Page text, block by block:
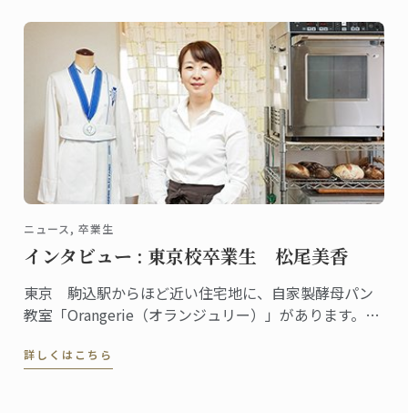
ニュース, 卒業生
インタビュー : 東京校卒業生 松尾美香
東京 駒込駅からほど近い住宅地に、自家製酵母パン
教室「Orangerie（オランジュリー）」があります。の
動画をアップしている人気の自家製パン教室を主宰し
詳しくはこちら